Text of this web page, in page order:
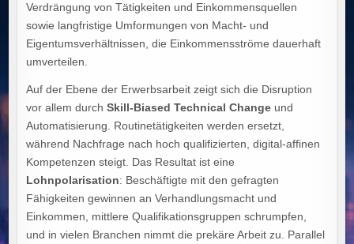
Verdrängung von Tätigkeiten und Einkommensquellen
sowie langfristige Umformungen von Macht- und
Eigentumsverhältnissen, die Einkommensströme dauerhaft
umverteilen.
Auf der Ebene der Erwerbsarbeit zeigt sich die Disruption
vor allem durchSkill-Biased Technical Change und
Automatisierung. Routinetätigkeiten werden ersetzt,
während Nachfrage nach hoch qualifizierten, digital-affinen
Kompetenzen steigt. Das Resultat ist eine
Lohnpolarisation: Beschäftigte mit den gefragten
Fähigkeiten gewinnen an Verhandlungsmacht und
Einkommen, mittlere Qualifikationsgruppen schrumpfen,
und in vielen Branchen nimmt die prekäre Arbeit zu. Parallel